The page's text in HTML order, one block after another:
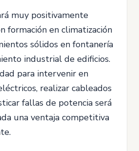
muy positivamente
formación en climatización
sólidos en fontanería
industrial de edificios.
para intervenir en
realizar cableados
fallas de potencia será
una ventaja competitiva